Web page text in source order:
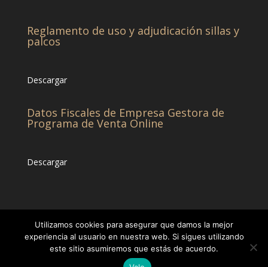
Reglamento de uso y adjudicación sillas y
palcos
Descargar
Datos Fiscales de Empresa Gestora de
Programa de Venta Online
Descargar
© CHCC -Diseñado por Eticonsa [Privacidad &
Utilizamos cookies para asegurar que damos la mejor
experiencia al usuario en nuestra web. Si sigues utilizando
este sitio asumiremos que estás de acuerdo.